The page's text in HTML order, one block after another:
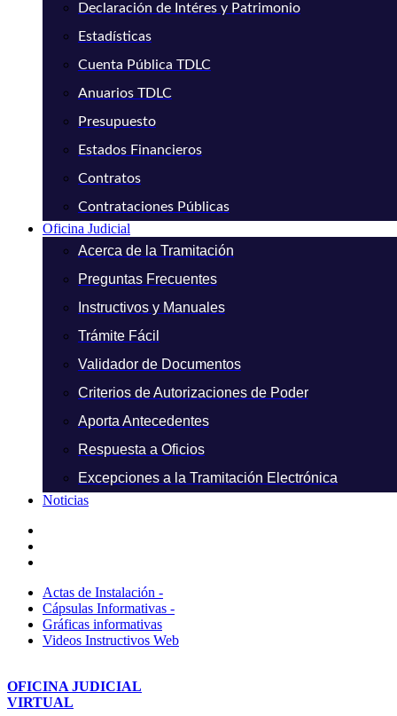
Declaración de Intéres y Patrimonio
Estadísticas
Cuenta Pública TDLC
Anuarios TDLC
Presupuesto
Estados Financieros
Contratos
Contrataciones Públicas
Oficina Judicial
Acerca de la Tramitación
Preguntas Frecuentes
Instructivos y Manuales
Trámite Fácil
Validador de Documentos
Criterios de Autorizaciones de Poder
Aporta Antecedentes
Respuesta a Oficios
Excepciones a la Tramitación Electrónica
Noticias
Actas de Instalación -
Cápsulas Informativas -
Gráficas informativas
Videos Instructivos Web
OFICINA JUDICIAL
VIRTUAL